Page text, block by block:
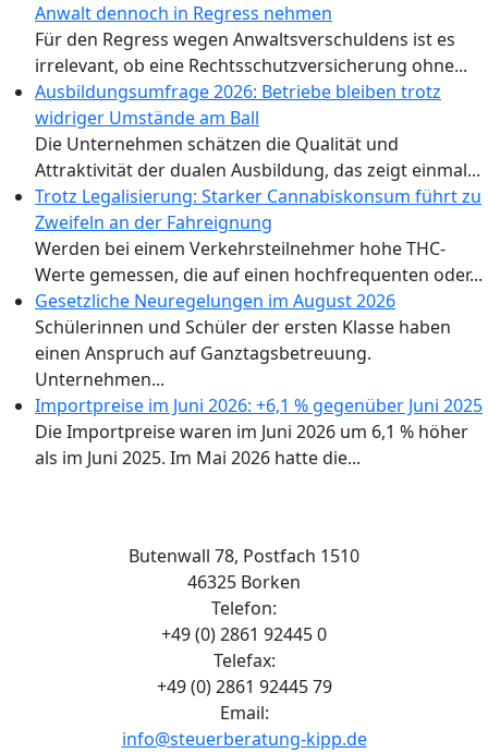
Anwalt dennoch in Regress nehmen
Für den Regress wegen Anwaltsverschuldens ist es
irrelevant, ob eine Rechtsschutzversicherung ohne...
Ausbildungsumfrage 2026: Betriebe bleiben trotz
widriger Umstände am Ball
Die Unternehmen schätzen die Qualität und
Attraktivität der dualen Ausbildung, das zeigt einmal...
Trotz Legalisierung: Starker Cannabiskonsum führt zu
Zweifeln an der Fahreignung
Werden bei einem Verkehrsteilnehmer hohe THC-
Werte gemessen, die auf einen hochfrequenten oder...
Gesetzliche Neuregelungen im August 2026
Schülerinnen und Schüler der ersten Klasse haben
einen Anspruch auf Ganztagsbetreuung.
Unternehmen...
Importpreise im Juni 2026: +6,1 % gegenüber Juni 2025
Die Importpreise waren im Juni 2026 um 6,1 % höher
als im Juni 2025. Im Mai 2026 hatte die...
Butenwall 78, Postfach 1510
46325 Borken
Telefon:
+49 (0) 2861 92445 0
Telefax:
+49 (0) 2861 92445 79
Email:
info@steuerberatung-kipp.de